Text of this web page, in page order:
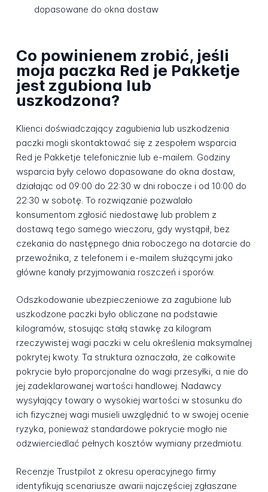
dopasowane do okna dostaw
Co powinienem zrobić, jeśli
moja paczka Red je Pakketje
jest zgubiona lub
uszkodzona?
Klienci doświadczający zagubienia lub uszkodzenia
paczki mogli skontaktować się z zespołem wsparcia
Red je Pakketje telefonicznie lub e-mailem. Godziny
wsparcia były celowo dopasowane do okna dostaw,
działając od 09:00 do 22:30 w dni robocze i od 10:00 do
22:30 w sobotę. To rozwiązanie pozwalało
konsumentom zgłosić niedostawę lub problem z
dostawą tego samego wieczoru, gdy wystąpił, bez
czekania do następnego dnia roboczego na dotarcie do
przewoźnika, z telefonem i e-mailem służącymi jako
główne kanały przyjmowania roszczeń i sporów.
Odszkodowanie ubezpieczeniowe za zagubione lub
uszkodzone paczki było obliczane na podstawie
kilogramów, stosując stałą stawkę za kilogram
rzeczywistej wagi paczki w celu określenia maksymalnej
pokrytej kwoty. Ta struktura oznaczała, że całkowite
pokrycie było proporcjonalne do wagi przesyłki, a nie do
jej zadeklarowanej wartości handlowej. Nadawcy
wysyłający towary o wysokiej wartości w stosunku do
ich fizycznej wagi musieli uwzględnić to w swojej ocenie
ryzyka, ponieważ standardowe pokrycie mogło nie
odzwierciedlać pełnych kosztów wymiany przedmiotu.
Recenzje Trustpilot z okresu operacyjnego firmy
identyfikują scenariusze awarii najczęściej zgłaszane